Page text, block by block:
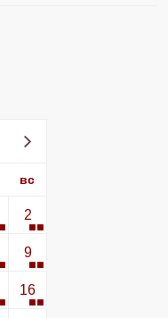
вс
2
9
16